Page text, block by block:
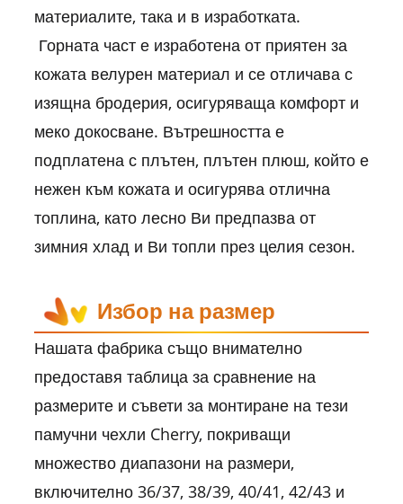
материалите, така и в изработката.
Горната част е изработена от приятен за
кожата велурен материал и се отличава с
изящна бродерия, осигуряваща комфорт и
меко докосване. Вътрешността е
подплатена с плътен, плътен плюш, който е
нежен към кожата и осигурява отлична
топлина, като лесно Ви предпазва от
зимния хлад и Ви топли през целия сезон.
Избор на размер
Нашата фабрика също внимателно
предоставя таблица за сравнение на
размерите и съвети за монтиране на тези
памучни чехли Cherry, покриващи
множество диапазони на размери,
включително 36/37, 38/39, 40/41, 42/43 и